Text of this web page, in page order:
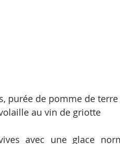
purée de pomme de
au vin de griotte
avec une glace